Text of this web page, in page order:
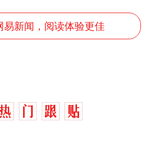
易新闻，阅读体验更佳